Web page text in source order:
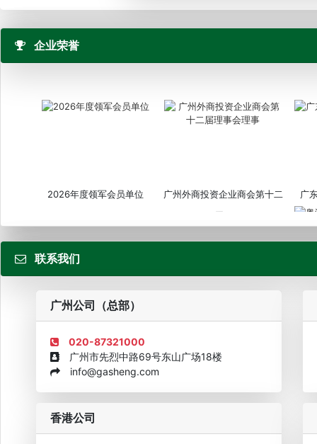
企业荣誉
2026年度领军会员单位
广州外商投资企业商会第十二
届...
广
企业诚信AAAAA奖牌2015 欧美澳最具价值品牌移民机构
联系我们
广州公司（总部）
020-87321000
广州市先烈中路69号东山广场18楼
info@gasheng.com
香港公司